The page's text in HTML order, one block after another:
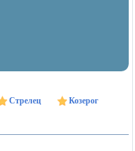
Стрелец
Козерог